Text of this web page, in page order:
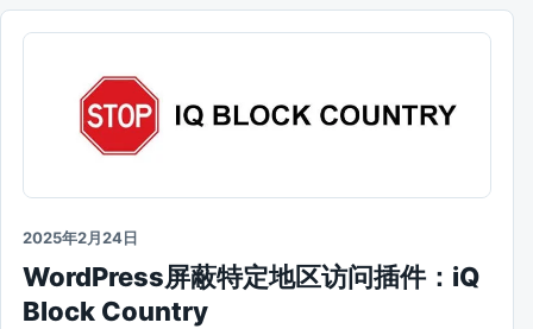
2025年2月24日
WordPress屏蔽特定地区访问插件：iQ
Block Country